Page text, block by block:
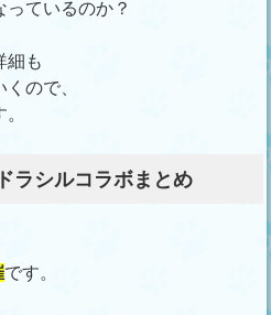
っているのか？
細も
ので、
ラシルコラボまとめ
です。